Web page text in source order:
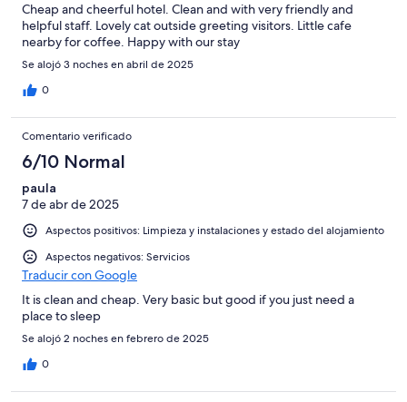
Cheap and cheerful hotel. Clean and with very friendly and
helpful staff. Lovely cat outside greeting visitors. Little cafe
nearby for coffee. Happy with our stay
Se alojó 3 noches en abril de 2025
0
Comentario verificado
6/10 Normal
paula
7 de abr de 2025
Aspectos positivos: Limpieza y instalaciones y estado del alojamiento
Aspectos negativos: Servicios
Traducir con Google
It is clean and cheap. Very basic but good if you just need a
place to sleep
Se alojó 2 noches en febrero de 2025
0